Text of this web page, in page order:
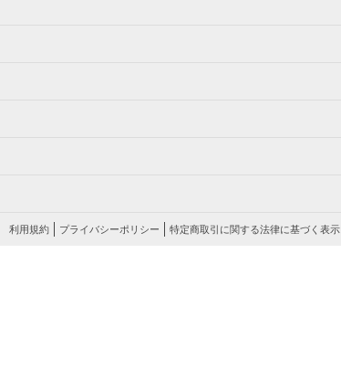
利用規約 プライバシーポリシー 特定商取引に関する法律に基づく表示